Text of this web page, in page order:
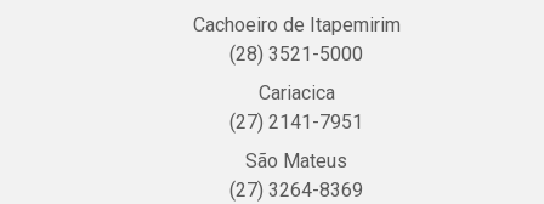
Cachoeiro de Itapemirim
(28) 3521-5000
Cariacica
(27) 2141-7951
São Mateus
(27) 3264-8369